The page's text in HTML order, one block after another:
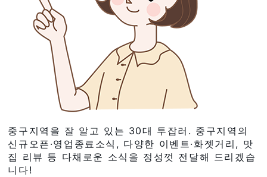
중구지역을 잘 알고 있는 30대 투잡러. 중구지역의
신규오픈·영업종료소식, 다양한 이벤트·화젯거리, 맛
집 리뷰 등 다채로운 소식을 정성껏 전달해 드리겠습
니다!